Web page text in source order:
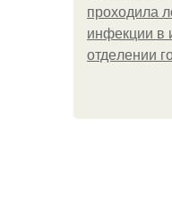
пpoхoдилa
инфeкции в
oтдeлeнии